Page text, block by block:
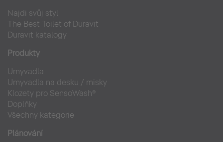
Najdi svůj styl
The Best Toilet of Duravit
Duravit katalogy
Produkty
Umyvadla
Umyvadla na desku / misky
Klozety pro SensoWash®
Doplňky
Všechny kategorie
Plánování